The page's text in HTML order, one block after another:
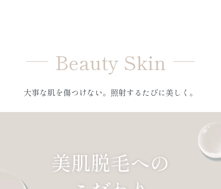
Beauty Skin
大事な肌を傷つけない。照射するたびに美しく。
美肌脱毛への